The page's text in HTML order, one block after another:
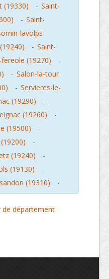
(19330) - Saint-
- Saint-
lavolps
- Saint-
(19270)
-
- Salon-la-tour
- Servieres-le-
(19290)
-
(19260)
-
(19500)
-
-
(19240)
-
(19130)
-
(19310) -
de département